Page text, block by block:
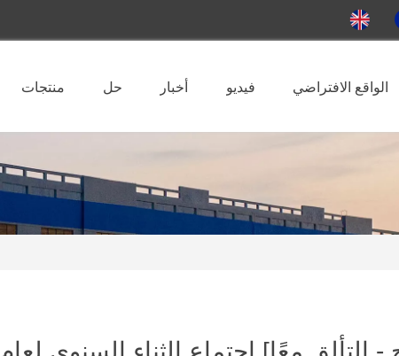
منتجات حل أخبار فيديو الواقع الافتراضي